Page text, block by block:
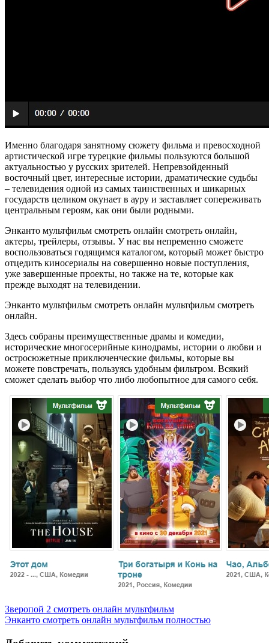
Именно благодаря занятному сюжету фильма и превосходной
артистической игре турецкие фильмы пользуются большой
актуальностью у русских зрителей. Непревзойденный
восточный цвет, интересные истории, драматические судьбы
– телевидения одной из самых таинственных и шикарных
государств целиком окунает в ауру и заставляет сопереживать
центральным героям, как они были родными.
Энканто мультфильм смотреть онлайн смотреть онлайн,
актеры, трейлеры, отзывы. У нас вы непременно сможете
воспользоваться годящимся каталогом, который может быстро
отцедить киносериалы на совершенно новые поступления,
уже завершенные проекты, но также на те, которые как
прежде выходят на телевидении.
Энканто мультфильм смотреть онлайн мультфильм смотреть
онлайн.
Здесь собраны преимущественные драмы и комедии,
исторические многосерийные кинодрамы, истории о любви и
остросюжетные приключенческие фильмы, которые вы
можете повстречать, пользуясь удобным фильтром. Всякий
сможет сделать выбор что либо любопытное для самого себя.
Зверопой 2 смотреть онлайн мультфильм
Энканто смотреть онлайн мультфильм полностью